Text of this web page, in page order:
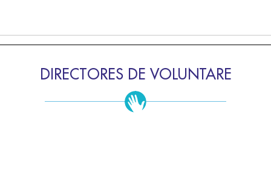
DIRECTORES DE VOLUNTARE